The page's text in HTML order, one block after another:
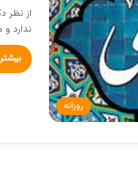
روزانه
از نظر
ندارد